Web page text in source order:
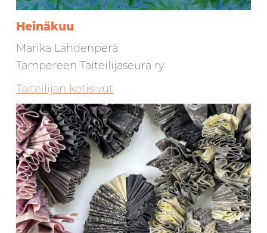
Heinäkuu
Marika Lahdenperä
Tampereen Taiteilijaseura ry
Taiteilijan kotisivut